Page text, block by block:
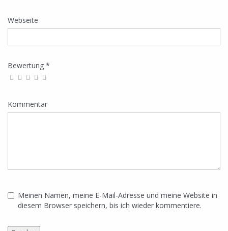
Webseite
Bewertung *
Kommentar
Meinen Namen, meine E-Mail-Adresse und meine Website in
diesem Browser speichern, bis ich wieder kommentiere.